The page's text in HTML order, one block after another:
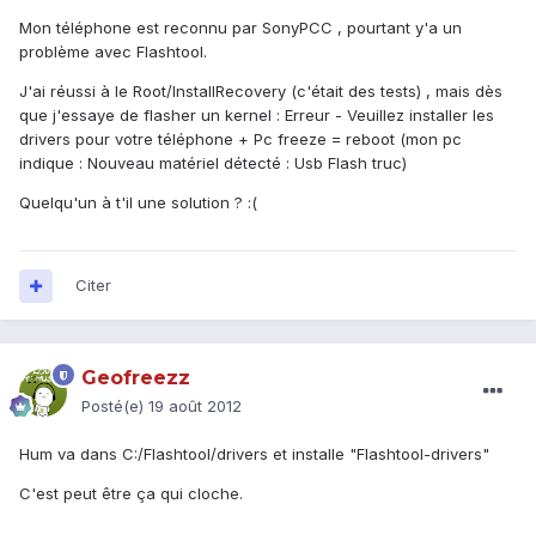
Mon téléphone est reconnu par SonyPCC , pourtant y'a un
problème avec Flashtool.
J'ai réussi à le Root/InstallRecovery (c'était des tests) , mais dès
que j'essaye de flasher un kernel : Erreur - Veuillez installer les
drivers pour votre téléphone + Pc freeze = reboot (mon pc
indique : Nouveau matériel détecté : Usb Flash truc)
Quelqu'un à t'il une solution ? :(
Citer
Geofreezz
Posté(e) 19 août 2012
Hum va dans C:/Flashtool/drivers et installe "Flashtool-drivers"
C'est peut être ça qui cloche.